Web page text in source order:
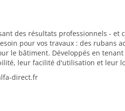
des résultats professionnels - et
pour vos travaux : des rubans
le bâtiment. Développés en tenant
leur facilité d'utilisation et leur
direct.fr